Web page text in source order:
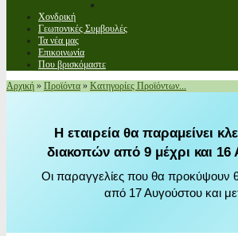
Χονδρική
Γεωπονικές Συμβουλές
Τα νέα μας
Επικοινωνία
Που βρισκόμαστε
Αρχική » Προϊόντα » Κατηγορίες Προϊόντων...
Η εταιρεία θα παραμείνει
διακοπών από 9 μέχρι και 16
Οι παραγγελίες που θα προκύψουν
από 17 Αυγούστου και